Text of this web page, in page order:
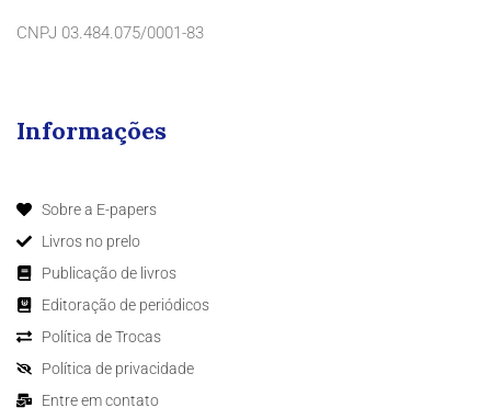
CNPJ 03.484.075/0001-83
Informações
Sobre a E-papers
Livros no prelo
Publicação de livros
Editoração de periódicos
Política de Trocas
Política de privacidade
Entre em contato